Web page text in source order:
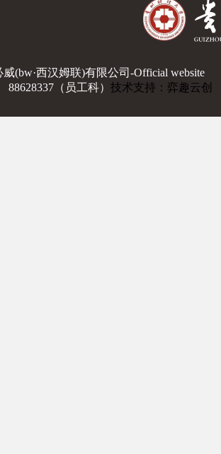
(bw·西汉姆联)有限公司-Official website
88628337（员工科） 技术支持：弈趣云创